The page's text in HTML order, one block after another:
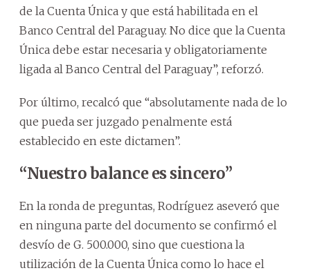
de la Cuenta Única y que está habilitada en el
Banco Central del Paraguay. No dice que la Cuenta
Única debe estar necesaria y obligatoriamente
ligada al Banco Central del Paraguay”, reforzó.
Por último, recalcó que “absolutamente nada de lo
que pueda ser juzgado penalmente está
establecido en este dictamen”.
“Nuestro balance es sincero”
En la ronda de preguntas, Rodríguez aseveró que
en ninguna parte del documento se confirmó el
desvío de G. 500.000, sino que cuestiona la
utilización de la Cuenta Única como lo hace el